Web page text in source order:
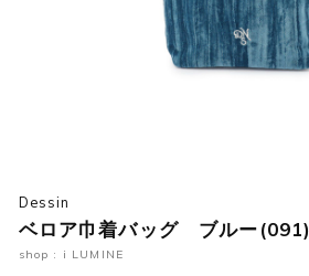
Dessin
ベロア巾着バッグ ブルー(091)
shop : i LUMINE